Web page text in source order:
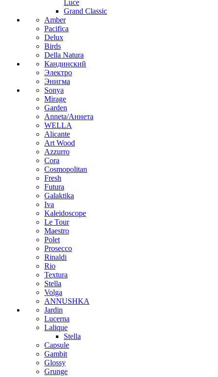
Luce
Grand Classic
Amber
Pacifica
Delux
Birds
Della Natura
Кандинский
Электро
Энигма
Sonya
Mirage
Garden
Anneta/Аннета
WELLA
Alicante
Art Wood
Azzurro
Cora
Cosmopolitan
Fresh
Futura
Galaktika
Iva
Kaleidoscope
Le Tour
Maestro
Polet
Prosecco
Rinaldi
Rio
Textura
Stella
Volga
ANNUSHKA
Jardin
Lucerna
Lalique
Stella
Capsule
Gambit
Glossy
Grunge